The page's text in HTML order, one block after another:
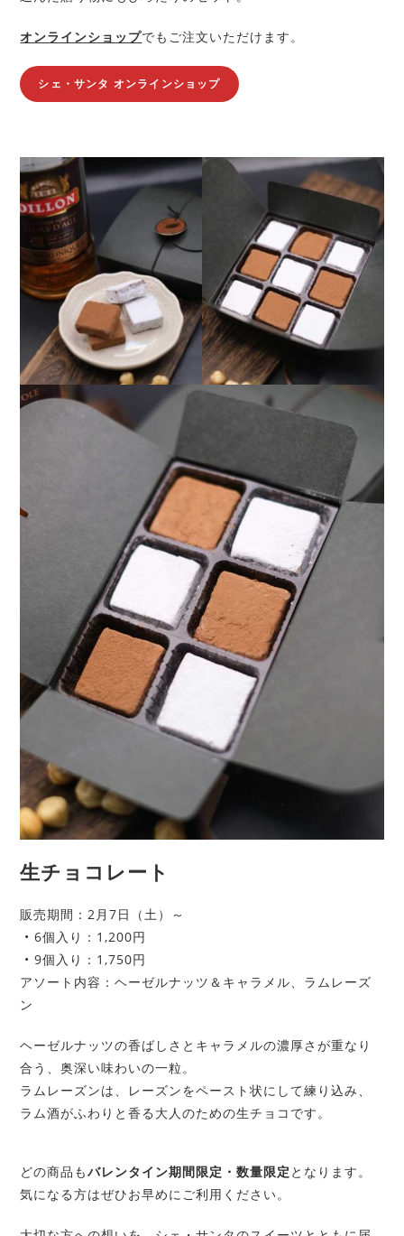
オンラインショップでもご注文いただけます。
シェ・サンタ オンラインショップ
生チョコレート
販売期間：2月7日（土）～
• 6個入り：1,200円
• 9個入り：1,750円
アソート内容：ヘーゼルナッツ＆キャラメル、ラムレーズ
ン
ヘーゼルナッツの香ばしさとキャラメルの濃厚さが重なり
合う、奥深い味わいの一粒。
ラムレーズンは、レーズンをペースト状にして練り込み、
ラム酒がふわりと香る大人のための生チョコです。
どの商品もバレンタイン期間限定・数量限定 となります。
気になる方はぜひお早めにご利用ください。